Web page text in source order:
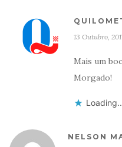
13 Outubro,
Mais um
Morgado!
NELSON